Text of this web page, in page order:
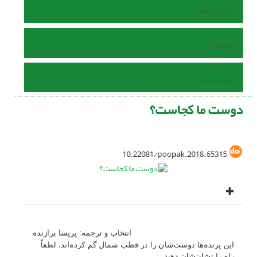
ارسال مقاله
داوران
تماس با ما
دوست ما کجاست؟
10.22081/poopak.2018.65315
انتخاب و ترجمه: پریسا برازنده
این پرنده‌ها دوست‌شان را در قطب شمال گم کرده‌اند، لطفاً